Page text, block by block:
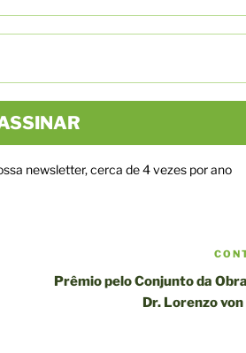
newsletter, cerca de 4 vezes por ano
Prêmio pelo Conjunto da
Dr. Lorenzo